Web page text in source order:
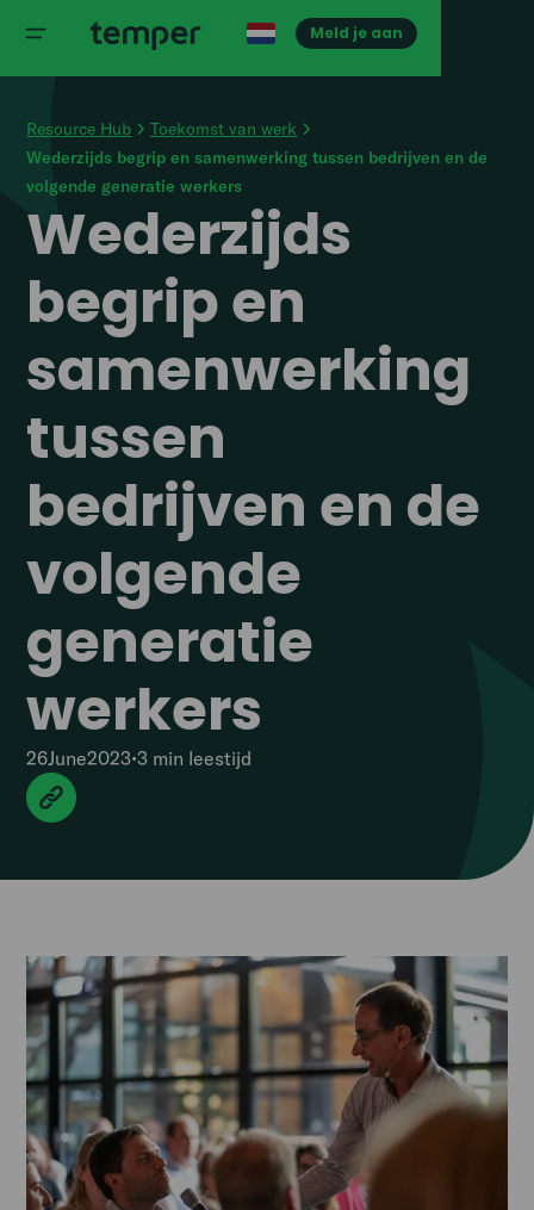
Meld je aan
Resource Hub
Toekomst van werk
Wederzijds begrip en samenwerking tussen bedrijven en de
volgende generatie werkers
Wederzijds
begrip en
samenwerking
tussen
bedrijven en de
volgende
generatie
werkers
26June2023•3 min leestijd